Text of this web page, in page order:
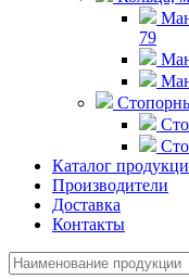
79
Каталог
Производители
Доставка
Контакты